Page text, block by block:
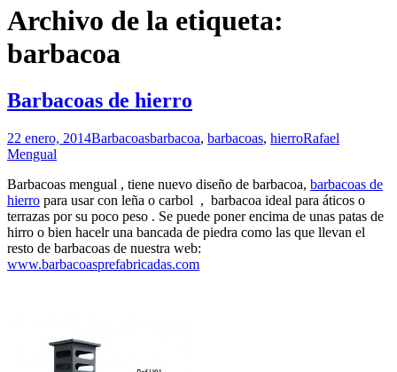
Archivo de la etiqueta:
barbacoa
Barbacoas de hierro
22 enero, 2014Barbacoasbarbacoa, barbacoas, hierroRafael
Mengual
Barbacoas mengual , tiene nuevo diseño de barbacoa, barbacoas de
hierro para usar con leña o carbol , barbacoa ideal para áticos o
terrazas por su poco peso . Se puede poner encima de unas patas de
hirro o bien hacelr una bancada de piedra como las que llevan el
resto de barbacoas de nuestra web:
www.barbacoasprefabricadas.com